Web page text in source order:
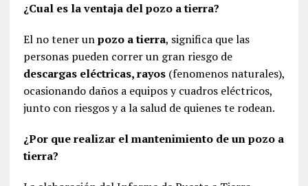
¿Cual es la ventaja del pozo a tierra?
El no tener unpozo a tierra, significa que las
personas pueden correr un gran riesgo de
descargas eléctricas, rayos(fenomenos naturales),
ocasionando daños a equipos y cuadros eléctricos,
junto con riesgos y a la salud de quienes te rodean.
¿Por que realizar el mantenimiento de un pozo a
tierra?